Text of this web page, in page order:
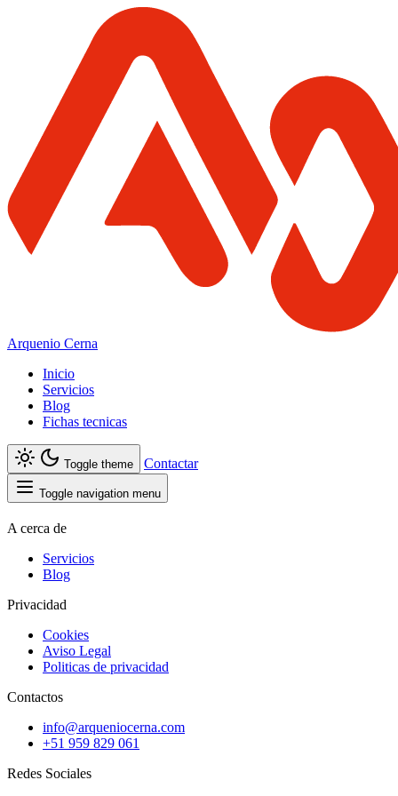
Arquenio Cerna
Inicio
Servicios
Blog
Fichas tecnicas
Toggle theme Contactar
Toggle navigation menu
A cerca de
Servicios
Blog
Privacidad
Cookies
Aviso Legal
Politicas de privacidad
Contactos
info@arqueniocerna.com
+51 959 829 061
Redes Sociales